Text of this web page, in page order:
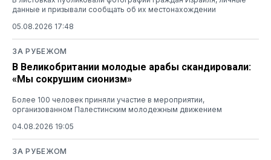
данные и призывали сообщать об их местонахождении
05.08.2026 17:48
ЗА РУБЕЖОМ
В Великобритании молодые арабы скандировали:
«Мы сокрушим сионизм»
Более 100 человек приняли участие в мероприятии,
организованном Палестинским молодежным движением
04.08.2026 19:05
ЗА РУБЕЖОМ